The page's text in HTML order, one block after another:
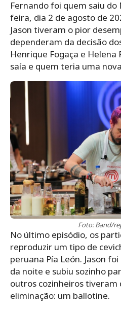
Fernando foi quem saiu
feira, dia 2 de agosto de
Jason tiveram o pior
dependeram da decisão
Henrique Fogaça e Helena
saía e quem teria uma
Foto: Band/
No último episódio, os
reproduzir um tipo de
peruana Pía León. Jason
da noite e subiu sozinho
outros cozinheiros tiveram
eliminação: um ballotine.